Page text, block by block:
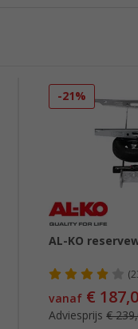
-21%
AL-KO
vanaf €
Adviesprijs€